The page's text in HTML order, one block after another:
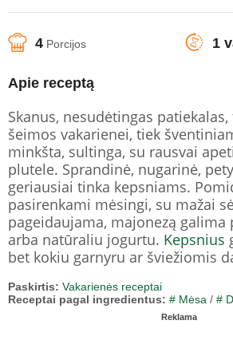
4 Porcijos 1
Apie receptą
Skanus, nesudėtingas
šeimos vakarienei, tiek
minkšta, sultinga, su rausvai
plutele. Sprandinė, nugarinė,
geriausiai tinka kepsniams.
pasirenkami mėsingi, su mažai
pageidaujama, majonezą galima
arba natūraliu jogurtu. Kepsnius
bet kokiu garnyru ar šviežiomis
Paskirtis: Vakarienės receptai
Receptai pagal ingredientus: # Mėsa / #
Reklama